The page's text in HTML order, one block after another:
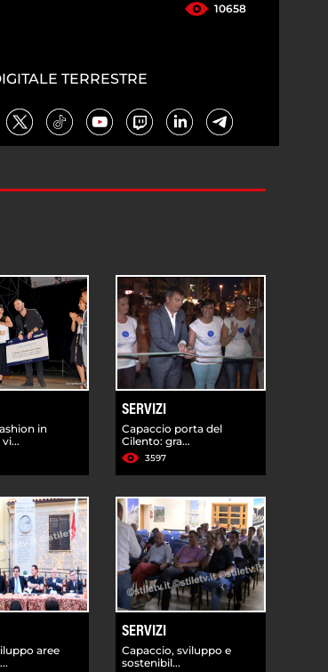
10658
TERRESTRE
in
SERVIZI
Capaccio porta del
Cilento: gra...
3597
aree
SERVIZI
Capaccio, sviluppo e
sostenibil...